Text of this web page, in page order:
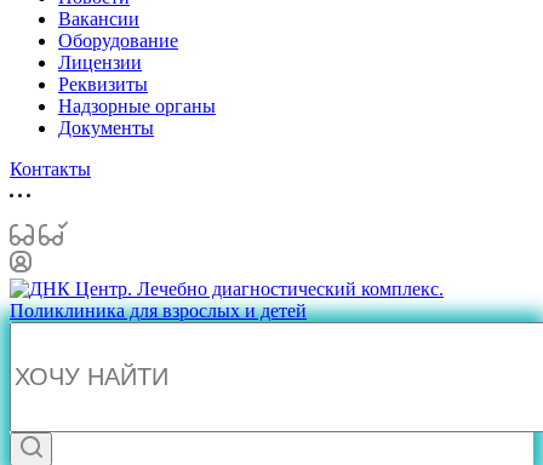
Вакансии
Оборудование
Лицензии
Реквизиты
Надзорные органы
Документы
Контакты